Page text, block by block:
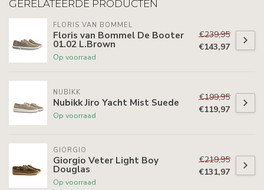
GERELATEERDE PRODUCTEN
FLORIS VAN BOMMEL
Floris van Bommel De Booter
01.02 L.Brown
Op voorraad
€239,95
€143,97
NUBIKK
Nubikk Jiro Yacht Mist Suede
Op voorraad
€199,95
€119,97
GIORGIO
Giorgio Veter Light Boy
Douglas
Op voorraad
€219,95
€131,97